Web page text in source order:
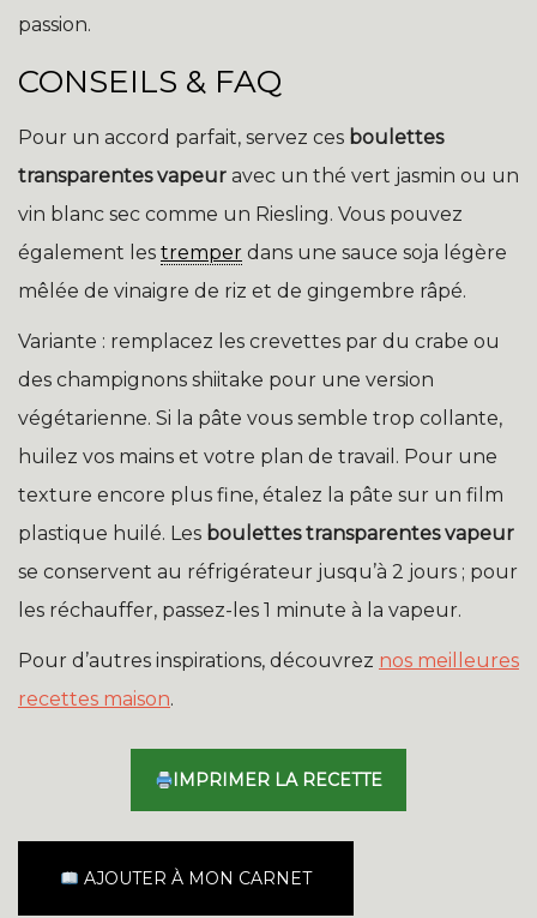
passion.
CONSEILS & FAQ
Pour un accord parfait, servez ces boulettes
transparentes vapeur avec un thé vert jasmin ou un
vin blanc sec comme un Riesling. Vous pouvez
également les tremper dans une sauce soja légère
mêlée de vinaigre de riz et de gingembre râpé.
Variante : remplacez les crevettes par du crabe ou
des champignons shiitake pour une version
végétarienne. Si la pâte vous semble trop collante,
huilez vos mains et votre plan de travail. Pour une
texture encore plus fine, étalez la pâte sur un film
plastique huilé. Les boulettes transparentes vapeur
se conservent au réfrigérateur jusqu’à 2 jours ; pour
les réchauffer, passez-les 1 minute à la vapeur.
Pour d’autres inspirations, découvrez nos meilleures
recettes maison.
IMPRIMER LA RECETTE
AJOUTER À MON CARNET